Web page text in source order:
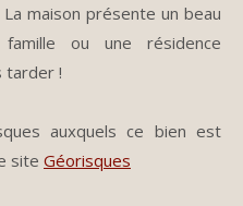
La maison présente un beau
ou une résidence
tarder !
auxquels ce bien est
site Géorisques